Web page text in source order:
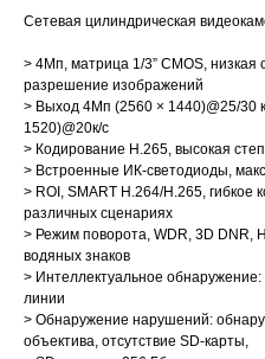
Сетевая цилиндрическая
> 4Мп, матрица 1/3” CMOS, низкая
разрешение изображений
> Выход 4Мп (2560 × 1440)@25/30
1520)@20к/с
> Кодирование H.265, высокая
> Встроенные ИК-светодиоды,
> ROI, SMART H.264/H.265, гибкое
различных сценариях
> Режим поворота, WDR, 3D DNR,
водяных знаков
> Интеллектуальное
линии
> Обнаружение нарушений:
объектива, отсутствие SD-карты,